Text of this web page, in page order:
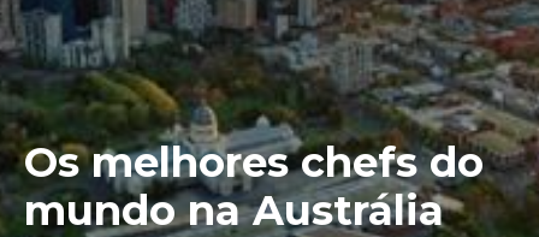
Os melhores chefs do
mundo na Austrália